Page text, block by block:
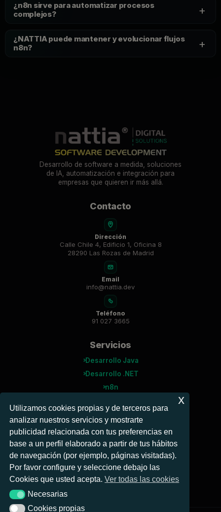
¿n8n sirve para automatizar procesos
complejos?
+
¿NATTIA puede mantener y evolucionar flujos
n8n?
+
Desarrollo de software a medida, soluciones
de IA, automatización e integración para
empresas que quieren ir más allá.
Contacto
Dirección
Calle Chile 4, Edificio 1, Oficina 8
28290 Las Rozas de Madrid
Email
info@nattia.dev
Teléfono
91 027 3665
Servicios
Desarrollo Java
Desarrollo .NET
n8n
Microsoft
Power BI
Power Automate
Business Central
Utilizamos cookies propias y de terceros para
analizar nuestros servicios y mostrarte
publicidad relacionada con tus preferencias en
base a un perfil elaborado a partir de tus hábitos
de navegación (por ejemplo, páginas visitadas).
Por favor configure y seleccione debajo las
Cookies que usted acepta.Ver todas las cookies
NecesariasNecesarias
Cookies propias
Cookies propias
x